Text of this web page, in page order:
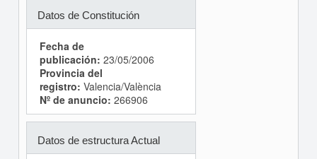
Datos de Constitución
Fecha de
publicación: 23/05/2006
Provincia del
registro: Valencia/València
Nº de anuncio: 266906
Datos de estructura Actual